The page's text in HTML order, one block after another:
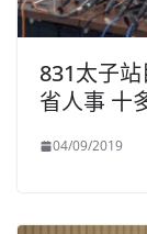
831太子
省人事 十
04/09/2019